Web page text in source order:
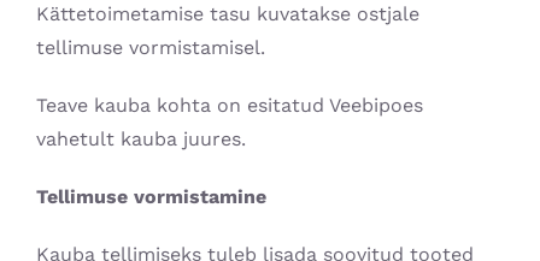
Kättetoimetamise tasu kuvatakse ostjale
tellimuse vormistamisel.
Teave kauba kohta on esitatud Veebipoes
vahetult kauba juures.
Tellimuse vormistamine
Kauba tellimiseks tuleb lisada soovitud tooted